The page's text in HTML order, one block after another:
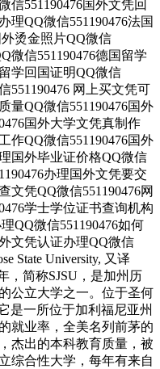
信551190476国外文凭回
理QQ微信551190476法国
烫金照片QQ微信
微信551190476德国留学
学回国证明QQ微信
551190476 网上买文凭可
量QQ微信551190476国外
国外大学文凭真制作
作QQ微信551190476国外
国外毕业证价格QQ微信
办理国外文凭要交
文凭QQ微信551190476网
学士学位证书查询机构
QQ微信551190476如何
文凭认证办理QQ微信
State University, 又译
，简称SJSU，是加州历
公立大学之一。位于圣何
是一所位于加利福尼亚州
就业率，全美名列前茅的
杰出的本科教育质量，被
综合性大学，每年有来自